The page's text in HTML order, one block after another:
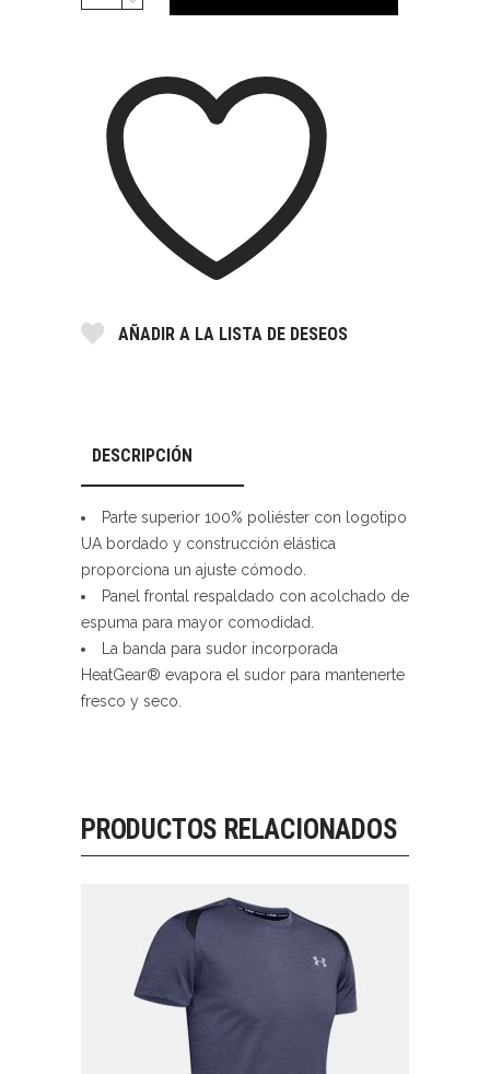
AÑADIR A LA LISTA DE DESEOS
DESCRIPCIÓN
Parte superior 100% poliéster con logotipo
UA bordado y construcción elástica
proporciona un ajuste cómodo.
Panel frontal respaldado con acolchado de
espuma para mayor comodidad.
La banda para sudor incorporada
HeatGear® evapora el sudor para mantenerte
fresco y seco.
PRODUCTOS RELACIONADOS